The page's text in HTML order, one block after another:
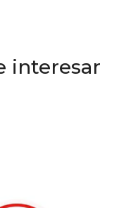
interesar